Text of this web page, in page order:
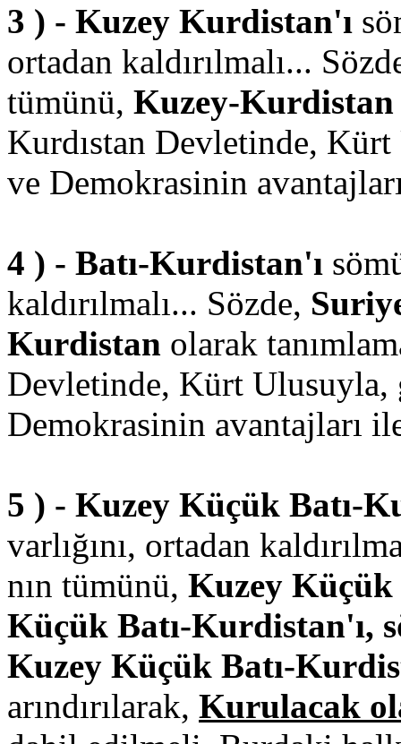
3 ) - Kuzey Kurdistan'ı
ortadan kaldırılmalı...
tümünü, Kuzey-Kurdistan
Kurdıstan Devletinde,
ve Demokrasinin
4 ) - Batı-Kurdistan'ı
kaldırılmalı... Sözde,
Kurdistan olarak
Devletinde, Kürt Ulusuyla,
Demokrasinin avantajları
5 ) - Kuzey Küçük Batı-
varlığını, ortadan
nın tümünü, Kuzey
Küçük Batı-Kurdistan'ı,
Kuzey Küçük Batı-
arındırılarak, Kurulacak